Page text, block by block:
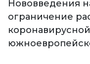
Нововведения
ограничение